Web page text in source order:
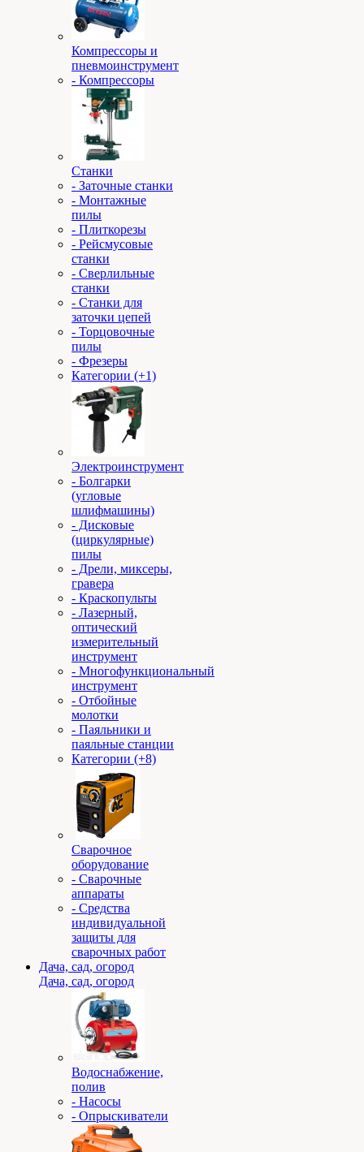
Компрессоры и
пневмоинструмент
- Компрессоры
Станки
- Заточные станки
- Монтажные
пилы
- Плиткорезы
- Рейсмусовые
станки
- Сверлильные
станки
- Станки для
заточки цепей
- Торцовочные
пилы
- Фрезеры
Категории (+1)
Электроинструмент
- Болгарки
(угловые
шлифмашины)
- Дисковые
(циркулярные)
пилы
- Дрели, миксеры,
гравера
- Краскопульты
- Лазерный,
оптический
измерительный
инструмент
- Многофункциональный
инструмент
- Отбойные
молотки
- Паяльники и
паяльные станции
Категории (+8)
Сварочное
оборудование
- Сварочные
аппараты
- Средства
индивидуальной
защиты для
сварочных работ
Дача, сад, огород
Дача, сад, огород
Водоснабжение,
полив
- Насосы
- Опрыскиватели